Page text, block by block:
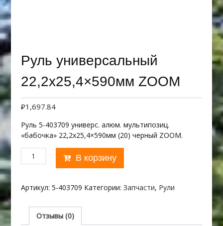
Руль универсальный
22,2х25,4×590мм ZOOM
₽1,697.84
Руль 5-403709 универс. алюм. мультипозиц.
«бабочка» 22,2х25,4×590мм (20) черный ZOOM.
Количество
товара
универсальный
22,2х25,4x590мм
ZOOM
В корзину
Артикул: 5-403709 Категории: Запчасти, Рули
Отзывы (0)